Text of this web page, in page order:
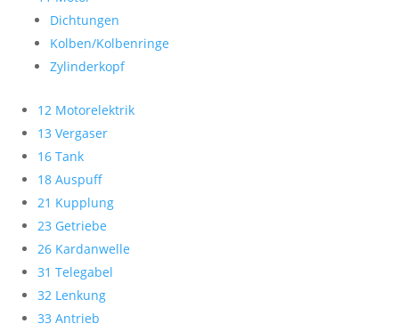
Dichtungen
Kolben/Kolbenringe
Zylinderkopf
12 Motorelektrik
13 Vergaser
16 Tank
18 Auspuff
21 Kupplung
23 Getriebe
26 Kardanwelle
31 Telegabel
32 Lenkung
33 Antrieb